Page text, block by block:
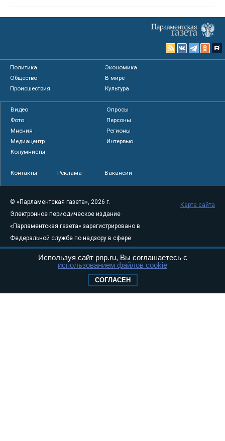
Политика
Экономика
Общество
В мире
Происшествия
Культура
Видео
Опросы
Фото
Персоны
Мнения
Регионы
Медиацентр
Интервью
Колумнисты
Контакты Реклама Вакансии
© «Парламентская газета», 2026 г.
Электронное периодическое издание
«Парламентская газета» зарегистрировано в
Федеральной службе по надзору в сфере
связи, информационных технологий и
массовых коммуникаций (Роскомнадзор) 05
Свидетельство о регистрации Эл № ФС77-
Карта сайта
Используя сайт pnp.ru, Вы соглашаетесь с
использованием файлов cookie
СОГЛАСЕН